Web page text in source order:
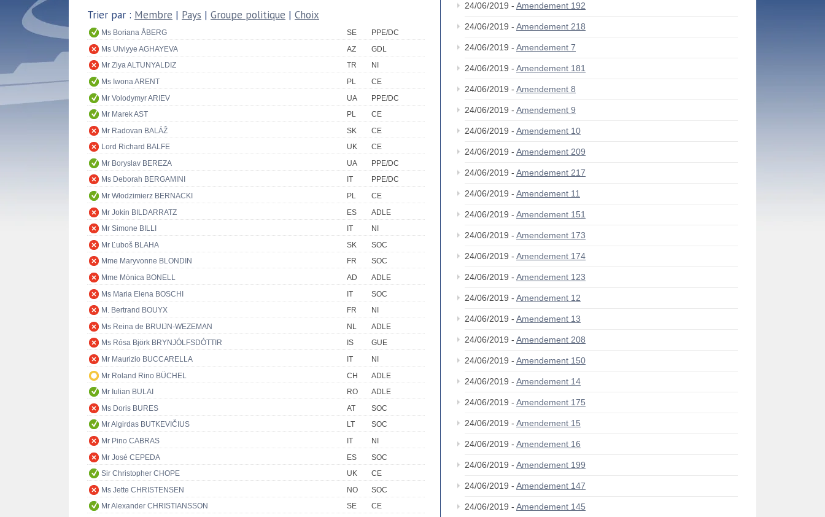
Trier par : Membre | Pays | Groupe politique | Choix
Ms Boriana ÅBERG SE
PPE/DC
Ms Ulviyye AGHAYEVA
AZ
GDL
Mr Ziya ALTUNYALDIZ
TR
NI
Ms Iwona ARENT
PL
CE
Mr Volodymyr ARIEV
UA
PPE/DC
Mr Marek AST
PL
CE
Mr Radovan BALÁŽ
SK
CE
Lord Richard BALFE
UK
CE
Mr Boryslav BEREZA
UA
PPE/DC
Ms Deborah BERGAMINI
IT
PPE/DC
Mr Włodzimierz BERNACKI
PL
CE
Mr Jokin BILDARRATZ
ES
ADLE
Mr Simone BILLI
IT
NI
Mr Ľuboš BLAHA
SK
SOC
Mme Maryvonne BLONDIN
FR
SOC
Mme Mònica BONELL
AD
ADLE
Ms Maria Elena BOSCHI
IT
SOC
M. Bertrand BOUYX
FR
NI
Ms Reina de BRUIJN-WEZEMAN
NL
ADLE
Ms Rósa Björk BRYNJÓLFSDÓTTIR
IS
GUE
Mr Maurizio BUCCARELLA
IT
NI
Mr Roland Rino BÜCHEL
CH
ADLE
Mr Iulian BULAI
RO
ADLE
Ms Doris BURES
AT
SOC
Mr Algirdas BUTKEVIČIUS
LT
SOC
Mr Pino CABRAS
IT
NI
Mr José CEPEDA
ES
SOC
Sir Christopher CHOPE
UK
CE
Ms Jette CHRISTENSEN
NO
SOC
Mr Alexander CHRISTIANSSON
SE
CE
24/06/2019 - Amendement 192
24/06/2019 - Amendement 218
24/06/2019 - Amendement 7
24/06/2019 - Amendement 181
24/06/2019 - Amendement 8
24/06/2019 - Amendement 9
24/06/2019 - Amendement 10
24/06/2019 - Amendement 209
24/06/2019 - Amendement 217
24/06/2019 - Amendement 11
24/06/2019 - Amendement 151
24/06/2019 - Amendement 173
24/06/2019 - Amendement 174
24/06/2019 - Amendement 123
24/06/2019 - Amendement 12
24/06/2019 - Amendement 13
24/06/2019 - Amendement 208
24/06/2019 - Amendement 150
24/06/2019 - Amendement 14
24/06/2019 - Amendement 175
24/06/2019 - Amendement 15
24/06/2019 - Amendement 16
24/06/2019 - Amendement 199
24/06/2019 - Amendement 147
24/06/2019 - Amendement 145